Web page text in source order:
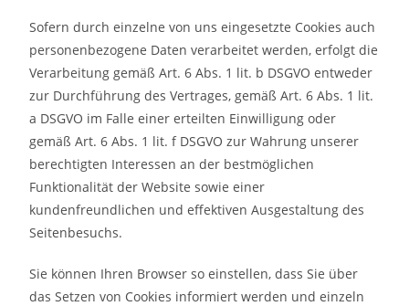
Sofern durch einzelne von uns eingesetzte Cookies auch
personenbezogene Daten verarbeitet werden, erfolgt die
Verarbeitung gemäß Art. 6 Abs. 1 lit. b DSGVO entweder
zur Durchführung des Vertrages, gemäß Art. 6 Abs. 1 lit.
a DSGVO im Falle einer erteilten Einwilligung oder
gemäß Art. 6 Abs. 1 lit. f DSGVO zur Wahrung unserer
berechtigten Interessen an der bestmöglichen
Funktionalität der Website sowie einer
kundenfreundlichen und effektiven Ausgestaltung des
Seitenbesuchs.
Sie können Ihren Browser so einstellen, dass Sie über
das Setzen von Cookies informiert werden und einzeln